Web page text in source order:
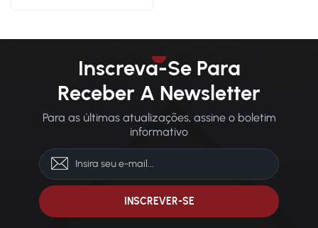
Inscreva-Se Para
Receber A Newsletter
Para as últimas atualizações, assine o boletim
informativo